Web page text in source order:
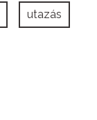
utazás